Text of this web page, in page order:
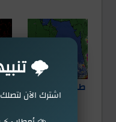
طقس العرب 2
🌩️
اشترك الآن